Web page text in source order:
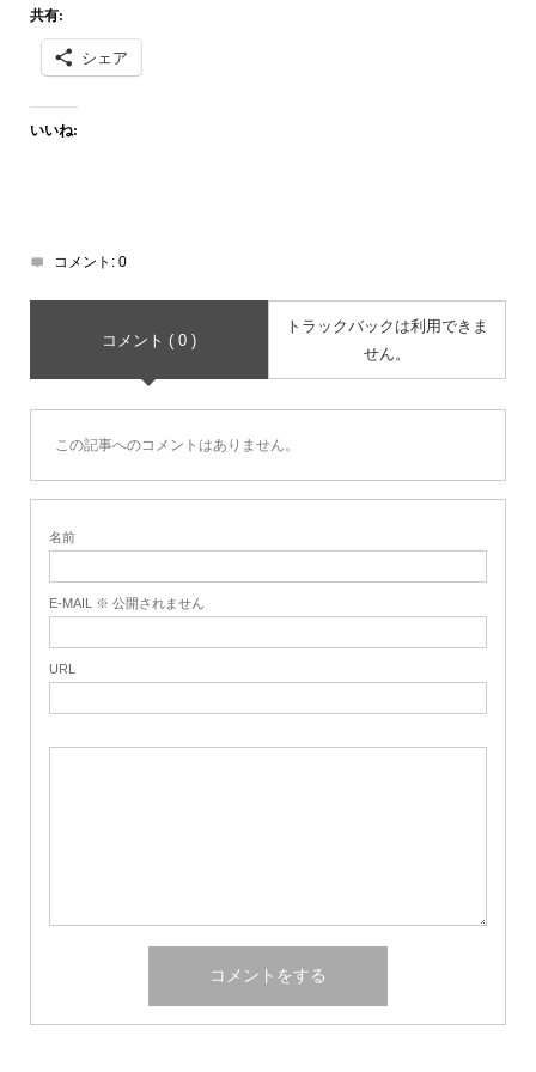
共有:
シェア
いいね:
コメント: 0
コメント ( 0 )
トラックバックは利用できま
せん。
この記事へのコメントはありません。
名前
E-MAIL ※ 公開されません
URL